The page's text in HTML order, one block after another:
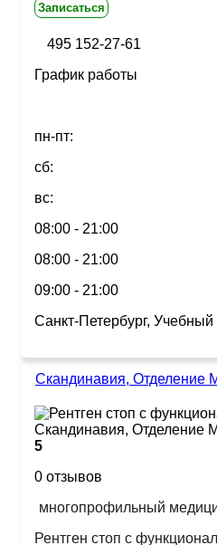
Записаться
495 152-27-61
График работы
пн-пт:
сб:
вс:
08:00 - 21:00
08:00 - 21:00
09:00 - 21:00
Санкт-Петербург, Учебный
Скандинавия, Отделение
5
0 отзывов
многопрофильный
Рентген стоп с